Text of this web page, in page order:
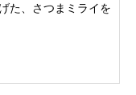
た、さつまミライを